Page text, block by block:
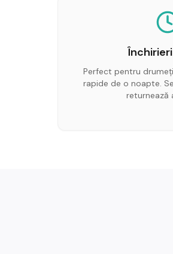
Perfect pentru
rapide de o noapte.
returnează